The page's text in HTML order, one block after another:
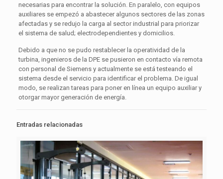
necesarias para encontrar la solución. En paralelo, con equipos
auxiliares se empezó a abastecer algunos sectores de las zonas
afectadas y se redujo la carga al sector industrial para priorizar
el sistema de salud; electrodependientes y domicilios.
Debido a que no se pudo restablecer la operatividad de la
turbina, ingenieros de la DPE se pusieron en contacto vía remota
con personal de Siemens y actualmente se está testeando el
sistema desde el servicio para identificar el problema. De igual
modo, se realizan tareas para poner en línea un equipo auxiliar y
otorgar mayor generación de energía.
Entradas relacionadas